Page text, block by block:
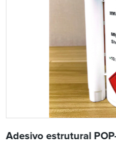
Adesivo estrutural